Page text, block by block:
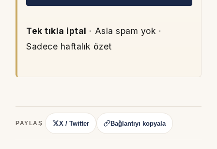
Tek tıkla iptal · Asla spam yok ·
Sadece haftalık özet
PAYLAŞ X / Twitter Bağlantıyı kopyala